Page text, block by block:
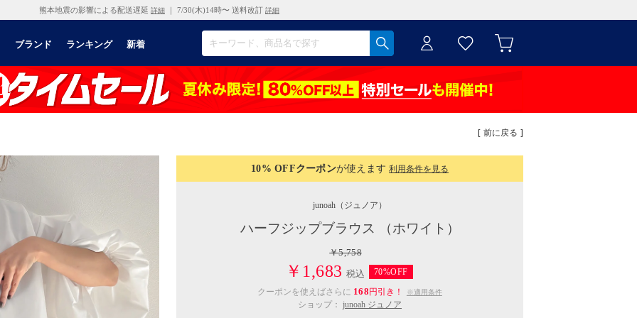
熊本地震の影響による配送遅延 詳細 ｜ 7/30(木)14時〜 送料改訂 詳細
ブランド ランキング 新着
[ 前に戻る ]
10% OFFクーポンが使えます 利用条件を見る
junoah （ジュノア）
ハーフジップブラウス （ホワイト）
￥5,758
￥1,683 税込
70%OFF
クーポンを使えばさらに 168円引き！ ※適用条件
ショップ： junoah ジュノア